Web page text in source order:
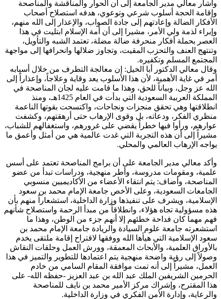
وأشار معالي مدير الجامعة إلى أن الحوار والمناقشة والمناصحة
وإقامة الحجة أسلوب شرعي وتوعوي، هدفه استصلاح أصحاب
الأفكار الضالة وإعادتهم إلى جادة الصواب، والإعذار إلى الله منهم،
وإبراء لذمة ولي الأمر، مشيرا إلى أن أمة الإسلام ابتليت في هذا
العصر بحملة أفكار منحرفة ضالة مضلة، تعتمد الشبه والتأويل،
وتنتهج العنف والتحزب المقيت، وتجاوز ضلالها وانحرافها إلى مواجهة
المجتمع المسلم وتكفيره.
وقال معالي الدكتور أبا الخيل: إن معالجة التطرف من خلال أسبابه
أمر في غاية الأهمية، لأن هذا الأسلوب يعد وقاية وعلاجاً، وإعذاراً إلى
الله عز وجل، وبياناً للحق، وهذا ما قامت عليه لجان المناصحة في
المملكة العربية السعودية التي بدأت في العام 1425هـ، ومنذ
انطلاقتها وهي تحقق منجزات ونجاحات، واكتسحت بقوتها الناعمة
منظري الفكر، ودعاته، بل وقوى الإرهاب حتى أرهقتهم، وكشفت
عوارهم، ورأوا فيها خطراً يقضي على غرورهم، واستغفالهم للشباب،
مشيراً إلى أن هذه التجربة التي غدت عالمية هي من أمثل وأعمق ما
يواجه الإرهاب العالمي والمحلي.
وأكد معالي مدير الجامعة على أن برامج المناصحة تعتمد على أسس
علمية، ومقومات مدروسة، وأطر منهجية، ودراسات تبدأ من عضو
المناصحة، وأضاف: يتم انتقاء الأعضاء من الأكاديميين منسوبي
الجامعات السعودية، وعلى الأخص جامعة الإمام محمد بن سعود
الإسلامية، ويشرف على تنفيذها وزارة الداخلية، استشعاراً منهم بأن
هذه مسؤولية تجاه هؤلاء، وانطلاقاً من مبدأ الرحمة واستصلاح شأنهم
فهم مهما كان فداحة خطئهم إلا أنهم جزء من الوطن، وهذا ما
استشعرته جامعة علوم السيادة والريادة جامعة الإمام محمد بن
سعود الإسلامية التي هيأها الله ووفقها لاقتراح إقامة ملتقى يخدم
بالأوراق العلمية، والأبحاث المعمقة، وورش العمل وحلقات النقاش
وصولاً إلى رؤية واضحة منهجية يتم اعتمادها للتطوير والتميز في هذا
العمل، مشيراً إلى أنه تمت موافقة المقام السامي من خادم
الحرمين الشريفين الملك عبد الله بن عبد العزيز -حفظه الله- على
هذا المقترح، وإشراك مركز الأمير محمد بن نايف للمناصحة
والرعاية، وإدارة الأمن الفكري في وزارة الداخلية.